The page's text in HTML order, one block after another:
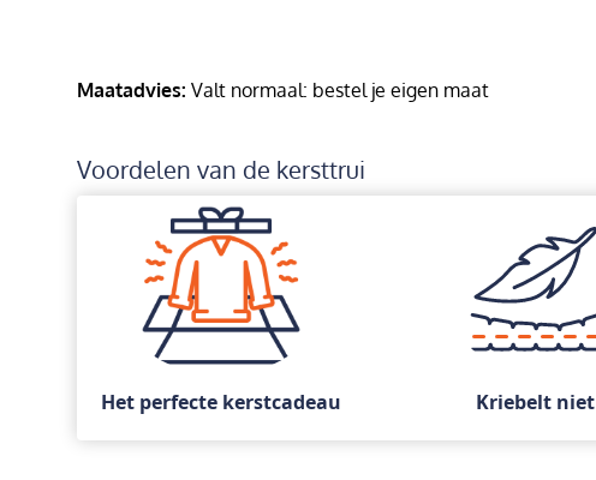
Maatadvies: Valt normaal: bestel je eigen maat
Voordelen van de kersttrui
Het perfecte kerstcadeau Kriebelt niet